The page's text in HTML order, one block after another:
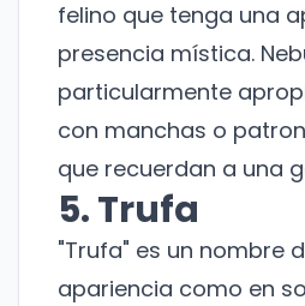
felino que tenga una
presencia mística.
particularmente
con manchas o
que recuerdan a una
5. Trufa
"Trufa" es un nombre
apariencia como en